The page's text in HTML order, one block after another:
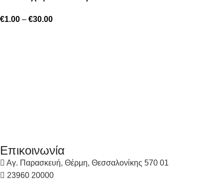
€1.00 – €30.00
Επικοινωνία
Αγ. Παρασκευή, Θέρμη, Θεσσαλονίκης 570 01
23960 20000